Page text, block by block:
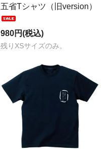
五省Tシャツ（旧version）
980円(税込)
残りXSサイズのみ。